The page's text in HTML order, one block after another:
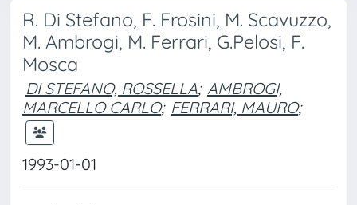
R. Di Stefano, F. Frosini, M. Scavuzzo,
M. Ambrogi, M. Ferrari, G.Pelosi, F.
Mosca
DI STEFANO, ROSSELLA; AMBROGI,
MARCELLO CARLO; FERRARI, MAURO;
1993-01-01